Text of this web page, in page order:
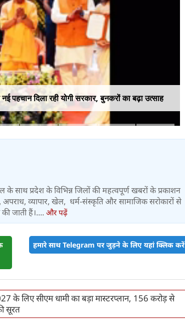
पहचान दिला रही योगी सरकार, बुनकरों का बढ़ा उत्साह
के साथ प्रदेश के विभिन्न जिलों की महत्वपूर्ण खबरों के प्रकाशन
अपराध, व्यापार, खेल, धर्म-संस्कृति और सामाजिक सरोकारों से
जाती हैं।.... और पढ़ें
हमारे साथ Telegram पर जुड़ने के लिए यहां क्लिक करें
लिए सीएम धामी का बड़ा मास्टरप्लान, 156 करोड़ से
सूरत